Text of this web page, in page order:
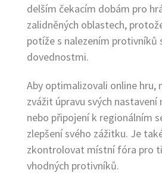
delším čekacím dobám pro
zalidněných oblastech,
potíže s nalezením protivníků
dovednostmi.
Aby optimalizovali online hru,
zvážit úpravu svých
nebo připojení k regionálním
zlepšení svého zážitku. Je
zkontrolovat místní fóra pro
vhodných protivníků.